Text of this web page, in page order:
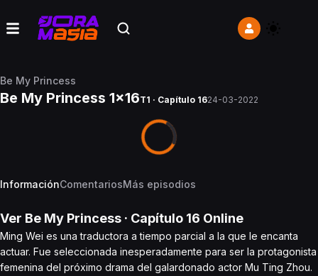
Be My Princess
Be My Princess 1x16T1 · Capítulo 1624-03-2022
InformaciónComentariosMás episodios
Ver Be My Princess · Capítulo 16 Online
Ming Wei es una traductora a tiempo parcial a la que le encanta
actuar. Fue seleccionada inesperadamente para ser la protagonista
femenina del próximo drama del galardonado actor Mu Ting Zhou.